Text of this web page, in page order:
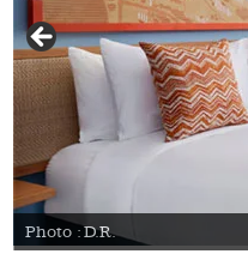
Photo : D.R.